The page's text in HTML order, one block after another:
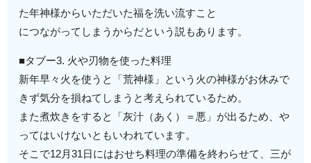
た年神様からいただいた福を洗い流すこと
につながってしまうからだという説もあります。
■タブー3. 火や刃物を使った料理
新年早々火を使うと「荒神様」という火の神様がお休みで
きず気分を損ねてしまうと考えられているため。
また煮炊きをすると「灰汁（あく）＝悪」が出るため、や
ってはいけないともいわれています。
そこで12月31日にはおせち料理の準備を終わらせて、三が